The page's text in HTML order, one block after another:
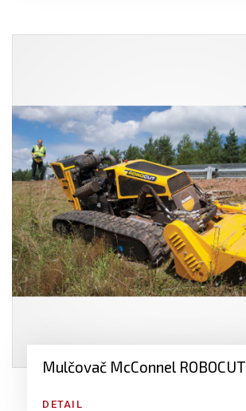
Mulčovač McConnel ROBOCUT
DETAIL